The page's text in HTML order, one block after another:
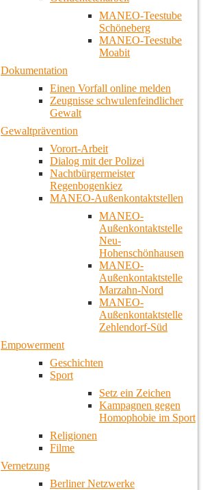
MANEO-Teestube
Schöneberg
MANEO-Teestube
Moabit
Dokumentation
Einen Vorfall online melden
Zeugnisse schwulenfeindlicher
Gewalt
Gewaltprävention
Vorort-Arbeit
Dialog mit der Polizei
Nachtbürgermeister
Regenbogenkiez
MANEO-Außenkontaktstellen
MANEO-
Außenkontaktstelle
Neu-
Hohenschönhausen
MANEO-
Außenkontaktstelle
Marzahn-Nord
MANEO-
Außenkontaktstelle
Zehlendorf-Süd
Empowerment
Geschichten
Sport
Setz ein Zeichen
Kampagnen gegen
Homophobie im Sport
Religionen
Filme
Vernetzung
Berliner Netzwerke